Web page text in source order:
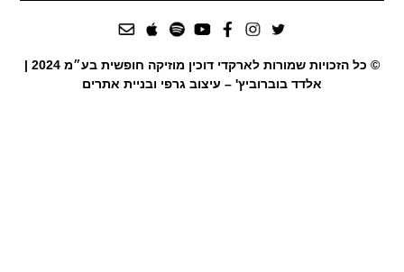
© כל הזכויות שמורות לארקדי דוכין מוזיקה חופשית בע״מ 2024 |
אלדד בוברוביץ' – עיצוב גרפי ובניית אתרים